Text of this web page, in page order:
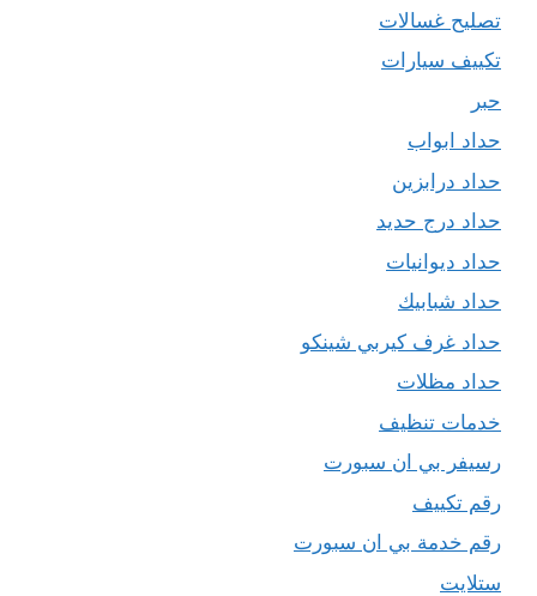
تصليح غسالات
تكييف سيارات
حبر
حداد ابواب
حداد درابزين
حداد درج حديد
حداد ديوانيات
حداد شبابيك
حداد غرف كيربي شينكو
حداد مظلات
خدمات تنظيف
رسيفر بي ان سبورت
رقم تكييف
رقم خدمة بي ان سبورت
ستلايت